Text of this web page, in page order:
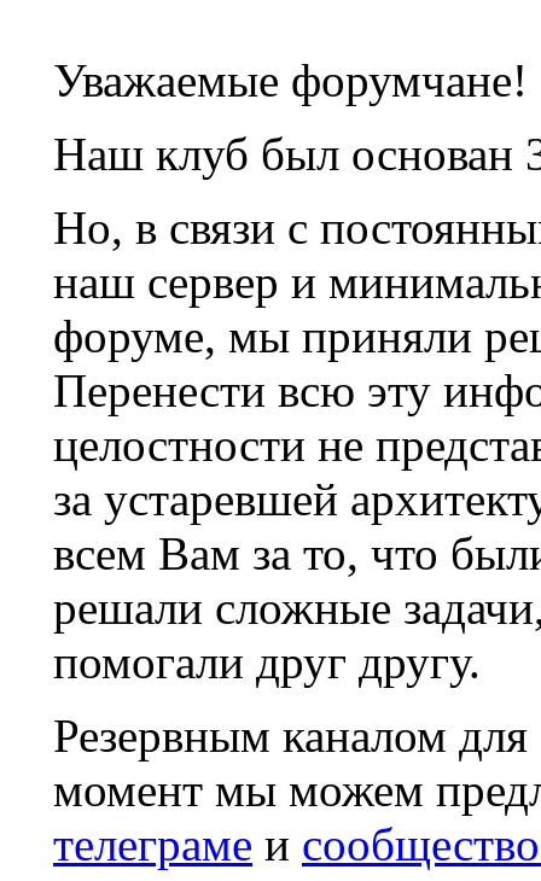
Уважаемые форумчане!
Наш клуб был основан
Но, в связи с
наш сервер и
форуме, мы приняли
Перенести всю эту
целостности не
за устаревшей
всем Вам за то, что
решали сложные
помогали друг другу.
Резервным каналом
момент мы можем
телеграме и